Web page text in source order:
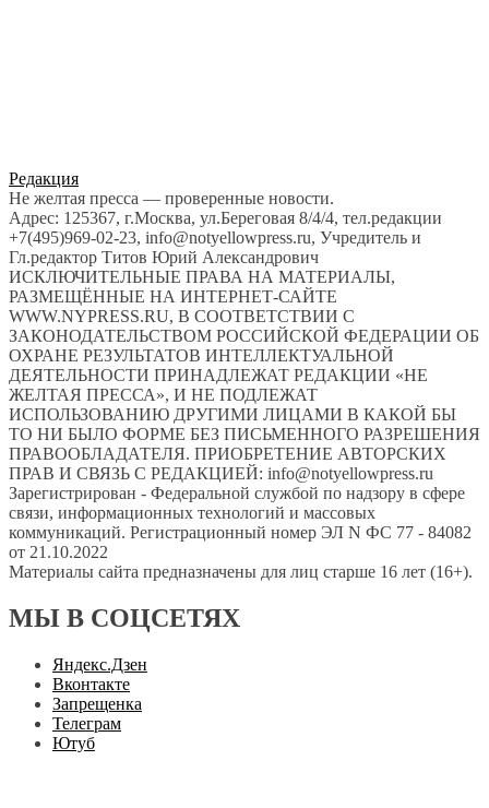
Редакция
Не желтая пресса — проверенные новости.
Адрес: 125367, г.Москва, ул.Береговая 8/4/4, тел.редакции
+7(495)969-02-23, info@notyellowpress.ru, Учредитель и
Гл.редактор Титов Юрий Александрович
ИСКЛЮЧИТЕЛЬНЫЕ ПРАВА НА МАТЕРИАЛЫ,
РАЗМЕЩЁННЫЕ НА ИНТЕРНЕТ-САЙТЕ
WWW.NYPRESS.RU, В СООТВЕТСТВИИ С
ЗАКОНОДАТЕЛЬСТВОМ РОССИЙСКОЙ ФЕДЕРАЦИИ ОБ
ОХРАНЕ РЕЗУЛЬТАТОВ ИНТЕЛЛЕКТУАЛЬНОЙ
ДЕЯТЕЛЬНОСТИ ПРИНАДЛЕЖАТ РЕДАКЦИИ «НЕ
ЖЕЛТАЯ ПРЕССА», И НЕ ПОДЛЕЖАТ
ИСПОЛЬЗОВАНИЮ ДРУГИМИ ЛИЦАМИ В КАКОЙ БЫ
ТО НИ БЫЛО ФОРМЕ БЕЗ ПИСЬМЕННОГО РАЗРЕШЕНИЯ
ПРАВООБЛАДАТЕЛЯ. ПРИОБРЕТЕНИЕ АВТОРСКИХ
ПРАВ И СВЯЗЬ С РЕДАКЦИЕЙ: info@notyellowpress.ru
Зарегистрирован - Федеральной службой по надзору в сфере
связи, информационных технологий и массовых
коммуникаций. Регистрационный номер ЭЛ N ФС 77 - 84082
от 21.10.2022
Материалы сайта предназначены для лиц старше 16 лет (16+).
МЫ В СОЦСЕТЯХ
Яндекс.Дзен
Вконтакте
Запрещенка
Телеграм
Ютуб